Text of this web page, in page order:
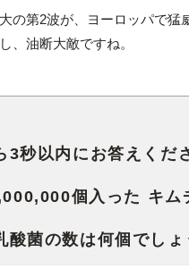
の第2波が、ヨーロッパで猛
、油断大敵ですね。
秒以内にお答えくだ
個入った キム
酸菌の数は何個でしょ